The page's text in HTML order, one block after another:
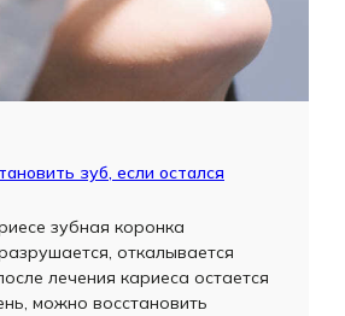
зуб, если остался
зубная коронка
откалывается
лечения кариеса остается
можно восстановить